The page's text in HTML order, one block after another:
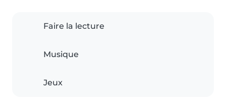
Faire la lecture
Musique
Jeux